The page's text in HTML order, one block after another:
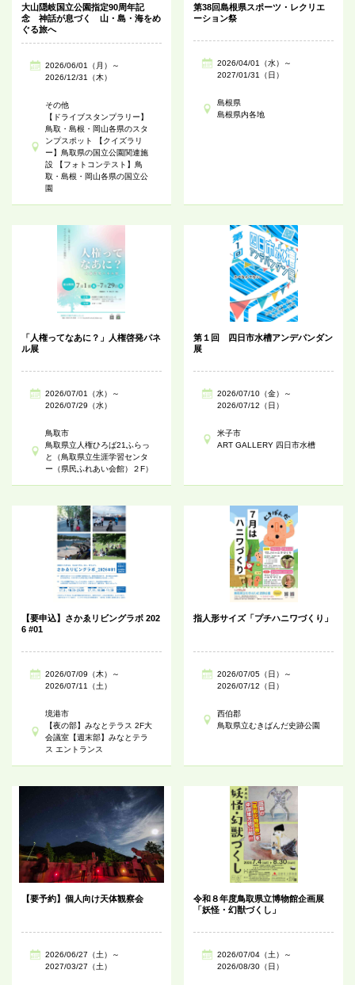
大山隠岐国立公園指定90周年記
念 神話が息づく 山・島・海をめ
ぐる旅へ
2026/06/01（月）～
2026/12/31（木）
その他
【ドライブスタンプラリー】
鳥取・島根・岡山各県のスタ
ンプスポット 【クイズラリ
ー】鳥取県の国立公園関連施
設 【フォトコンテスト】鳥
取・島根・岡山各県の国立公
園
第38回島根県スポーツ・レクリエ
ーション祭
2026/04/01（水）～
2027/01/31（日）
島根県
島根県内各地
「人権ってなあに？」人権啓発パネ
ル展
2026/07/01（水）～
2026/07/29（水）
鳥取市
鳥取県立人権ひろば21ふらっ
と（鳥取県立生涯学習センタ
ー（県民ふれあい会館）２F）
第１回 四日市水槽アンデパンダン
展
2026/07/10（金）～
2026/07/12（日）
米子市
ART GALLERY 四日市水槽
【要申込】さかゑリビングラボ 202
6 #01
2026/07/09（木）～
2026/07/11（土）
境港市
【夜の部】みなとテラス 2F大
会議室【週末部】みなとテラ
ス エントランス
指人形サイズ「プチハニワづくり」
2026/07/05（日）～
2026/07/12（日）
西伯郡
鳥取県立むきばんだ史跡公園
【要予約】個人向け天体観察会
2026/06/27（土）～
2027/03/27（土）
令和８年度鳥取県立博物館企画展
「妖怪・幻獣づくし」
2026/07/04（土）～
2026/08/30（日）